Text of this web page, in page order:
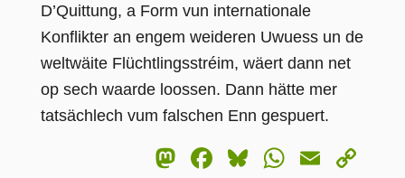
D’Quittung, a Form vun internationale
Konflikter an engem weideren Uwuess un de
weltwäite Flüchtlingsstréim, wäert dann net
op sech waarde loossen. Dann hätte mer
tatsächlech vum falschen Enn gespuert.
Mastodon
Facebook
BlueskyEmail